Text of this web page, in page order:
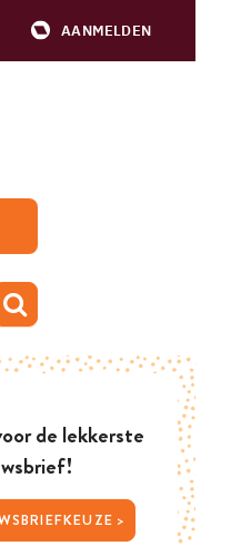
AANMELDEN
de lekkerste
JOUW NIEUWSBRIEFKEUZE >